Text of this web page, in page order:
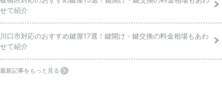
せて紹介
川口市対応のおすすめ鍵屋17選！鍵開け・鍵交換の料金相場もあわ
せて紹介
最新記事をもっと見る